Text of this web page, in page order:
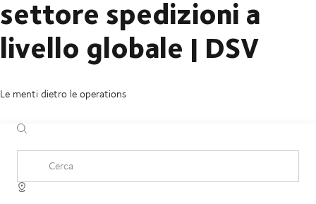
settore spedizioni a
livello globale | DSV
Le menti dietro le operations
Cerca